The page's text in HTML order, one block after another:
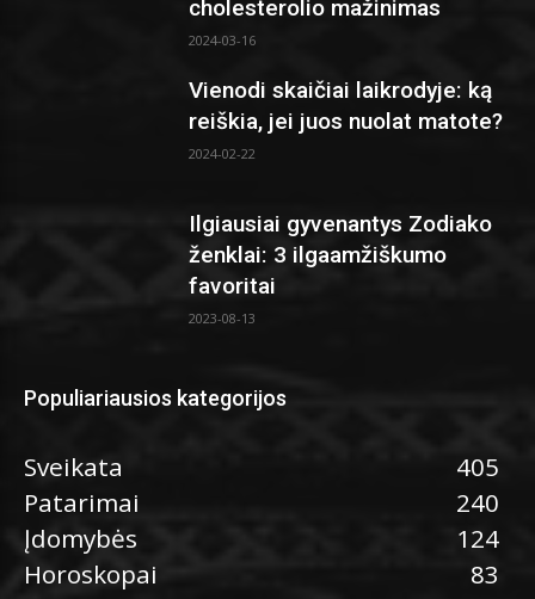
cholesterolio mažinimas
2024-03-16
Vienodi skaičiai laikrodyje: ką
reiškia, jei juos nuolat matote?
2024-02-22
Ilgiausiai gyvenantys Zodiako
ženklai: 3 ilgaamžiškumo
favoritai
2023-08-13
Populiariausios kategorijos
Sveikata
405
Patarimai
240
Įdomybės
124
Horoskopai
83